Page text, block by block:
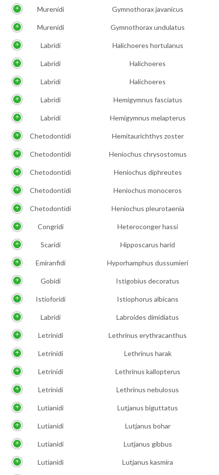
Murenidi Gymnothorax javanicus
Murenidi Gymnothorax undulatus
Labridi Halichoeres hortulanus
Labridi Halichoeres
Labridi Halichoeres
Labridi Hemigymnus fasciatus
Labridi Hemigymnus melapterus
Chetodontidi Hemitaurichthys zoster
Chetodontidi Heniochus chrysostomus
Chetodontidi Heniochus diphreutes
Chetodontidi Heniochus monoceros
Chetodontidi Heniochus pleurotaenia
Congridi Heteroconger hassi
Scaridi Hipposcarus harid
Emiranfidi Hyporhamphus dussumieri
Gobidi Istigobius decoratus
Istioforidi Istiophorus albicans
Labridi Labroides dimidiatus
Letrinidi Lethrinus erythracanthus
Letrinidi Lethrinus harak
Letrinidi Lethrinus kallopterus
Letrinidi Lethrinus nebulosus
Lutianidi Lutjanus biguttatus
Lutianidi Lutjanus bohar
Lutianidi Lutjanus gibbus
Lutianidi Lutjanus kasmira